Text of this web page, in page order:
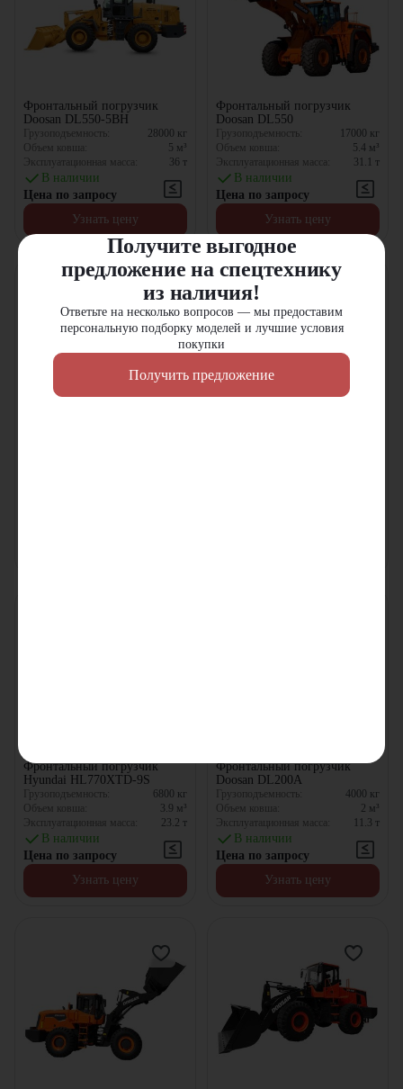
Фронтальный погрузчик
Doosan DL550-5BH
Грузоподъемность: 28000 кг
Объем ковша:
5 м³
Эксплуатационная масса:
36 т
В наличии
Цена по запросу
Узнать цену
Фронтальный погрузчик
Doosan DL550
Грузоподъемность: 17000 кг
Объем ковша:
5.4 м³
Эксплуатационная масса:
31.1 т
В наличии
Цена по запросу
Узнать цену
Фронтальный погрузчик
Hyundai HL770XTD-9S
Грузоподъемность: 6800 кг
Объем ковша:
3.9 м³
Эксплуатационная масса:
23.2 т
В наличии
Цена по запросу
Узнать цену
Фронтальный погрузчик
Doosan DL200A
Грузоподъемность: 4000 кг
Объем ковша:
2 м³
Эксплуатационная масса:
11.3 т
В наличии
Цена по запросу
Узнать цену
Получите выгодное
предложение на спецтехнику
из наличия!
Ответьте на несколько вопросов — мы предоставим
персональную подборку моделей и лучшие условия
покупки
Получить предложение